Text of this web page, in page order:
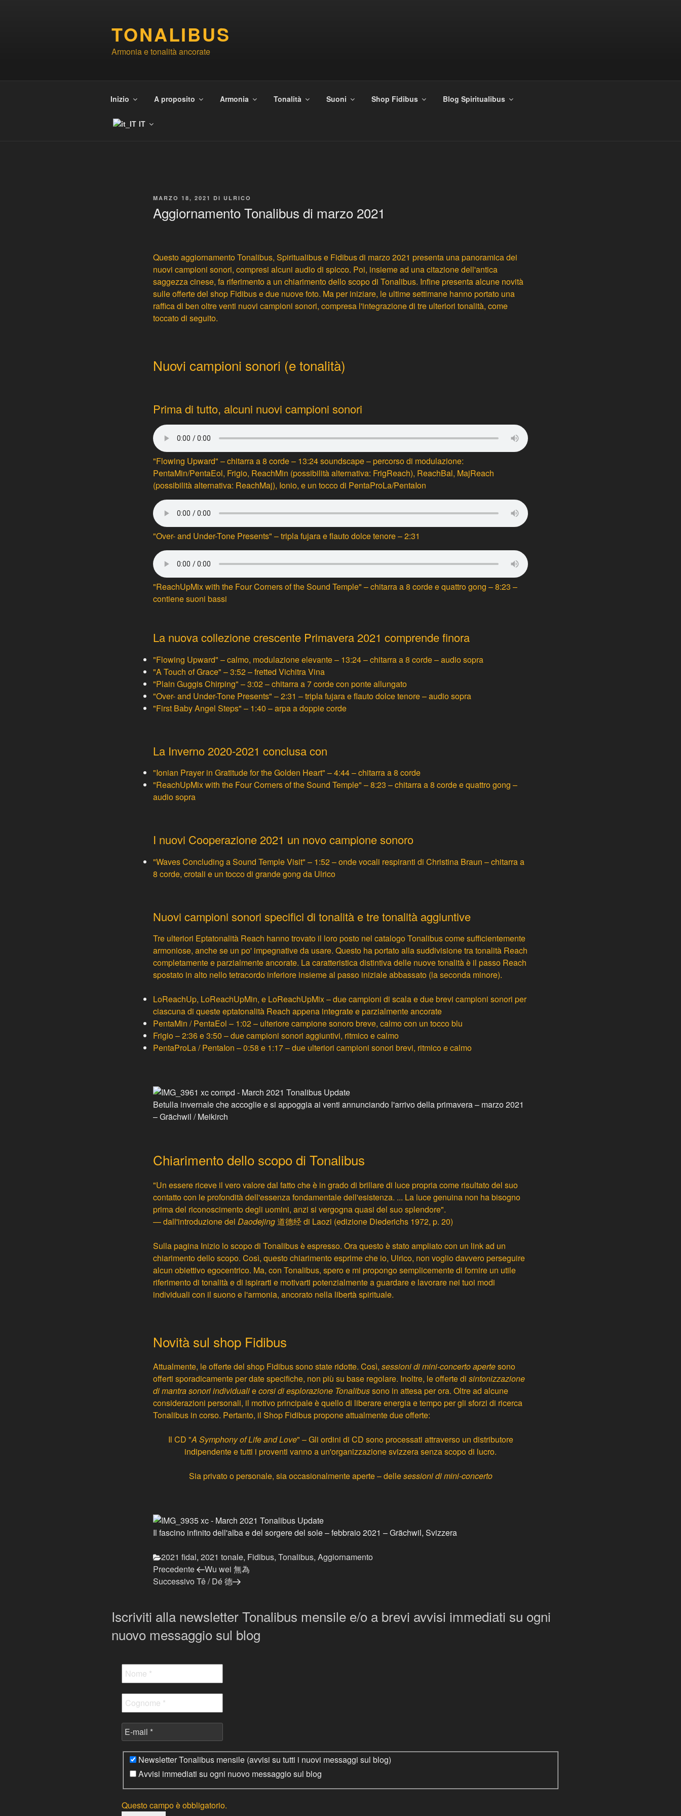
TONALIBUS
Armonia e tonalità ancorate
Inizio A proposito Armonia Tonalità Suoni Shop Fidibus Blog Spiritualibus
IT
PUBBLICATO
MARZO 18, 2021 DI ULRICO
Aggiornamento Tonalibus di marzo 2021
Questo aggiornamento Tonalibus, Spiritualibus e Fidibus di marzo 2021 presenta una panoramica dei
nuovi campioni sonori, compresi alcuni audio di spicco. Poi, insieme ad una citazione dell'antica
saggezza cinese, fa riferimento a un chiarimento dello scopo di Tonalibus. Infine presenta alcune novità
sulle offerte del shop Fidibus e due nuove foto. Ma per iniziare, le ultime settimane hanno portato una
raffica di ben oltre venti nuovi campioni sonori, compresa l'integrazione di tre ulteriori tonalità, come
toccato di seguito.
Nuovi campioni sonori (e tonalità)
Prima di tutto, alcuni nuovi campioni sonori
"Flowing Upward" – chitarra a 8 corde – 13:24 soundscape – percorso di modulazione:
PentaMin/PentaEol, Frigio, ReachMin (possibilità alternativa: FrigReach), ReachBal, MajReach
(possibilità alternativa: ReachMaj), Ionio, e un tocco di PentaProLa/PentaIon
"Over- and Under-Tone Presents" – triplafujarae flauto dolce tenore – 2:31
"ReachUpMix with the Four Corners of the Sound Temple" – chitarra a 8 corde e quattro gong – 8:23 –
contiene suoni bassi
La nuova collezione crescente Primavera 2021 comprende finora
"Flowing Upward" – calmo, modulazione elevante – 13:24 – chitarra a 8 corde – audio sopra
"A Touch of Grace" – 3:52 – fretted Vichitra Vina
"Plain Guggis Chirping" – 3:02 – chitarra a 7 corde con ponte allungato
"Over- and Under-Tone Presents" – 2:31 – tripla fujara e flauto dolce tenore – audio sopra
"First Baby Angel Steps" – 1:40 – arpa a doppie corde
La Inverno 2020-2021 conclusa con
"Ionian Prayer in Gratitude for the Golden Heart" – 4:44 – chitarra a 8 corde
"ReachUpMix with the Four Corners of the Sound Temple" – 8:23 – chitarra a 8 corde e quattro gong –
audio sopra
I nuovi Cooperazione 2021 un novo campione sonoro
"Waves Concluding a Sound Temple Visit" – 1:52 – onde vocali respiranti di Christina Braun – chitarra a
8 corde, crotali e un tocco di grande gong da Ulrico
Nuovi campioni sonori specifici di tonalità e tre tonalità aggiuntive
Tre ulteriori Eptatonalità Reach hanno trovato il loro posto nel catalogo Tonalibus come sufficientemente
armoniose, anche se un po' impegnative da usare. Questo ha portato alla suddivisione tra tonalità Reach
completamente e parzialmente ancorate. La caratteristica distintiva delle nuove tonalità è il passo Reach
spostato in alto nello tetracordo inferiore insieme al passo iniziale abbassato (la seconda minore).
LoReachUp, LoReachUpMin, e LoReachUpMix– due campioni di scala e due brevi campioni sonori per
ciascuna di queste eptatonalità Reach appena integrate e parzialmente ancorate
PentaMin / PentaEol – 1:02 – ulteriore campione sonoro breve, calmo con un tocco blu
Frigio– 2:36 e 3:50 – due campioni sonori aggiuntivi, ritmico e calmo
PentaProLa / PentaIon – 0:58 e 1:17 – due ulteriori campioni sonori brevi, ritmico e calmo
Betulla invernale che accoglie e si appoggia ai venti annunciando l'arrivo della primavera – marzo 2021
– Grächwil / Meikirch
Chiarimento dello scopo di Tonalibus
"Un essere riceve il vero valore dal fatto che è in grado di brillare di luce propria come risultato del suo
contatto con le profondità dell'essenza fondamentale dell'esistenza. ... La luce genuina non ha bisogno
prima del riconoscimento degli uomini, anzi si vergogna quasi del suo splendore".
— dall'introduzione del Daodejing道德经 di Laozi (edizione Diederichs 1972, p. 20)
Sulla pagina Inizio lo scopo di Tonalibus è espresso. Ora questo è stato ampliato con un link ad un
chiarimento dello scopo. Così, questo chiarimento esprime che io, Ulrico, non voglio davvero perseguire
alcun obiettivo egocentrico. Ma, con Tonalibus, spero e mi propongo semplicemente di fornire un utile
riferimento di tonalità e di ispirarti e motivarti potenzialmente a guardare e lavorare nei tuoi modi
individuali con il suono e l'armonia, ancorato nella libertà spirituale.
Novità sul shop Fidibus
Attualmente, le offerte del shop Fidibus sono state ridotte. Così, sessioni di mini-concerto apertesono
offerti sporadicamente per date specifiche, non più su base regolare. Inoltre, le offerte di sintonizzazione
di mantra sonori individualiecorsi di esplorazione Tonalibussono in attesa per ora. Oltre ad alcune
considerazioni personali, il motivo principale è quello di liberare energia e tempo per gli sforzi di ricerca
Tonalibus in corso. Pertanto, il Shop Fidibuspropone attualmente due offerte:
Il CD "A Symphony of Life and Love" – Gli ordini di CD sono processati attraverso un distributore
indipendente e tutti i proventi vanno a un'organizzazione svizzera senza scopo di lucro.
Sia privato o personale, sia occasionalmente aperte – dellesessioni di mini-concerto
Il fascino infinito dell'alba e del sorgere del sole – febbraio 2021 – Grächwil, Svizzera
Categorie
2021 fidal, 2021 tonale, Fidibus, Tonalibus, Aggiornamento
Navigazione
articoli
Articolo
precedente:
Precedente
Wu wei 無為
Articolo
Successivo Tê / Dé 德
Iscriviti alla newsletter Tonalibus mensile e/o a brevi avvisi immediati su ogni
nuovo messaggio sul blog
Newsletter Tonalibus mensile (avvisi su tutti i nuovi messaggi sul blog)
Avvisi immediati su ogni nuovo messaggio sul blog
Questo campo è obbligatorio.